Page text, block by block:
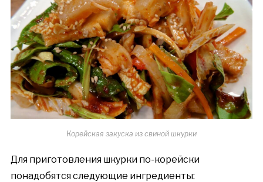
Корейская закуска из свиной шкурки
Для приготовления шкурки по-корейски
понадобятся следующие ингредиенты: